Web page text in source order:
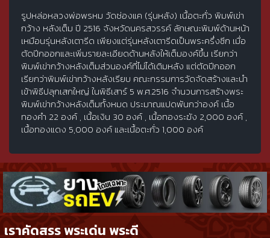
รูปหล่อหลวงพ่อพรหม วัดช่องแค (รุ่นหลัง) เนื้อตะกั่ว พิมพ์เข่า
กว้าง หลังเต็ม ปี 2516 จังหวัดนครสวรรค์ ลักษณะพิมพ์ด้านหน้า
เหมือนรุ่นหลังเตารีด เพียงแต่รุ่นหลังเตารีดเป็นพระครึ่งซีก เมื่อ
ตัดปีกออกและเพิ่มรายละเอียดด้านหลังให้เต็มองค์ขึ้น เรียกว่า
พิมพ์เข่ากว้างหลังเต็มส่วนองค์ที่ไม่ได้เติมหลัง แต่ตัดปีกออก
เรียกว่าพิมพ์เข่ากว้างหลังเรียบ คณะกรรมการวัดจัดสร้างและนำ
เข้าพิธีปลุกเสกใหญ่ ในพิธีเสาร์ 5 พ.ศ.2516 จำนวนการสร้างพระ
พิมพ์เข่ากว้างหลังเต็มทั้งหมด ประมาณแปดพันกว่าองค์ เนื้อ
ทองคำ 22 องค์ , เนื้อเงิน 30 องค์ , เนื้อทองระฆัง 2,000 องค์ ,
เนื้อทองแดง 5,000 องค์ และเนื้อตะกั่ว 1,000 องค์
เราคัดสรร พระเด่น พระดี